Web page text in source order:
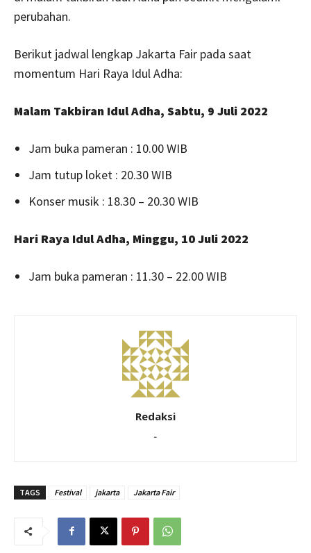
perubahan.
Berikut jadwal lengkap Jakarta Fair pada saat
momentum Hari Raya Idul Adha:
Malam Takbiran Idul Adha, Sabtu, 9 Juli 2022
Jam buka pameran : 10.00 WIB
Jam tutup loket : 20.30 WIB
Konser musik : 18.30 – 20.30 WIB
Hari Raya Idul Adha, Minggu, 10 Juli 2022
Jam buka pameran : 11.30 – 22.00 WIB
Redaksi
-
TAGS Festival jakarta Jakarta Fair